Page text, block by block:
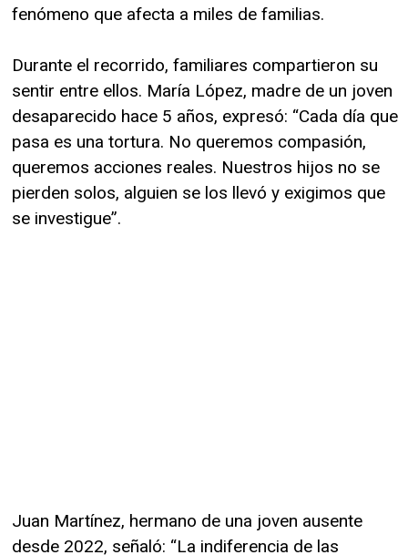
fenómeno que afecta a miles de familias.
Durante el recorrido, familiares compartieron su
sentir entre ellos. María López, madre de un joven
desaparecido hace 5 años, expresó: “Cada día que
pasa es una tortura. No queremos compasión,
queremos acciones reales. Nuestros hijos no se
pierden solos, alguien se los llevó y exigimos que
se investigue”.
Juan Martínez, hermano de una joven ausente
desde 2022, señaló: “La indiferencia de las